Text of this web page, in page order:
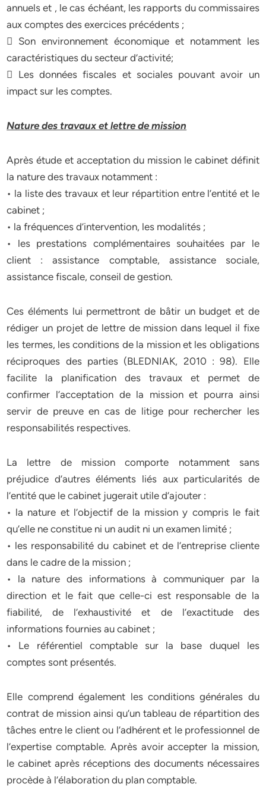
annuels et , le cas échéant, les rapports du commissaires
aux comptes des exercices précédents ;
 Son environnement économique et notamment les
caractéristiques du secteur d’activité;
 Les données fiscales et sociales pouvant avoir un
impact sur les comptes.
Nature des travaux et lettre de mission
Après étude et acceptation du mission le cabinet définit
la nature des travaux notamment :
• la liste des travaux et leur répartition entre l’entité et le
cabinet ;
• la fréquences d’intervention, les modalités ;
• les prestations complémentaires souhaitées par le
client : assistance comptable, assistance sociale,
assistance fiscale, conseil de gestion.
Ces éléments lui permettront de bâtir un budget et de
rédiger un projet de lettre de mission dans lequel il fixe
les termes, les conditions de la mission et les obligations
réciproques des parties (BLEDNIAK, 2010 : 98). Elle
facilite la planification des travaux et permet de
confirmer l’acceptation de la mission et pourra ainsi
servir de preuve en cas de litige pour rechercher les
responsabilités respectives.
La lettre de mission comporte notamment sans
préjudice d’autres éléments liés aux particularités de
l’entité que le cabinet jugerait utile d’ajouter :
• la nature et l’objectif de la mission y compris le fait
qu’elle ne constitue ni un audit ni un examen limité ;
• les responsabilité du cabinet et de l’entreprise cliente
dans le cadre de la mission ;
• la nature des informations à communiquer par la
direction et le fait que celle-ci est responsable de la
fiabilité, de l’exhaustivité et de l’exactitude des
informations fournies au cabinet ;
• Le référentiel comptable sur la base duquel les
comptes sont présentés.
Elle comprend également les conditions générales du
contrat de mission ainsi qu’un tableau de répartition des
tâches entre le client ou l’adhérent et le professionnel de
l’expertise comptable. Après avoir accepter la mission,
le cabinet après réceptions des documents nécessaires
procède à l’élaboration du plan comptable.